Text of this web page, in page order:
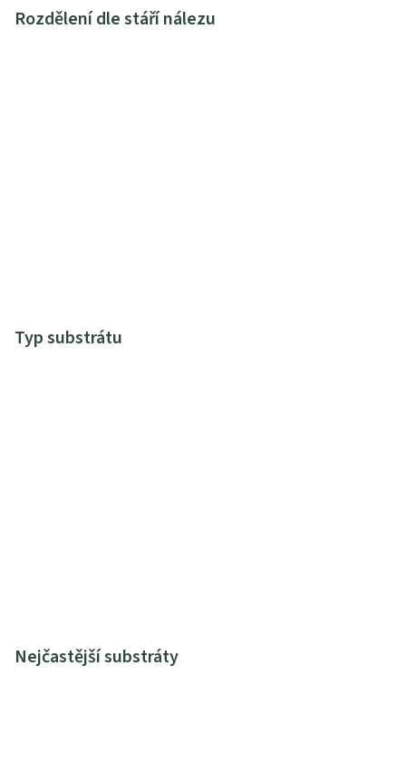
Rozdělení dle stáří nálezu
Typ substrátu
Nejčastější substráty